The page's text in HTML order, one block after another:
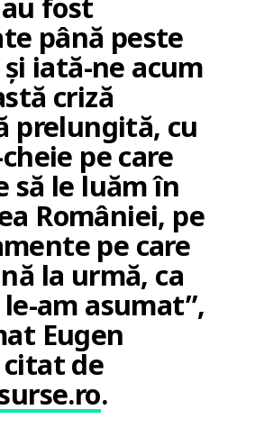
fost
până peste
iată-ne acum
criză
prelungită, cu
pe care
să le luăm în
României, pe
pe care
la urmă, ca
am asumat”,
Eugen
citat de
.